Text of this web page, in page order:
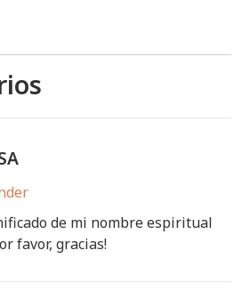
de mi nombre espiritual
favor, gracias!